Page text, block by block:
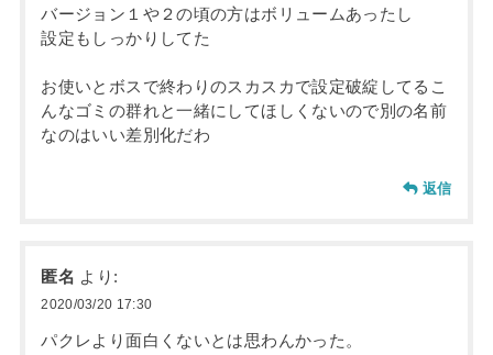
バージョン１や２の頃の方はボリュームあったし
設定もしっかりしてた
お使いとボスで終わりのスカスカで設定破綻してるこ
んなゴミの群れと一緒にしてほしくないので別の名前
なのはいい差別化だわ
返信
匿名 より:
2020/03/20 17:30
パクレより面白くないとは思わんかった。